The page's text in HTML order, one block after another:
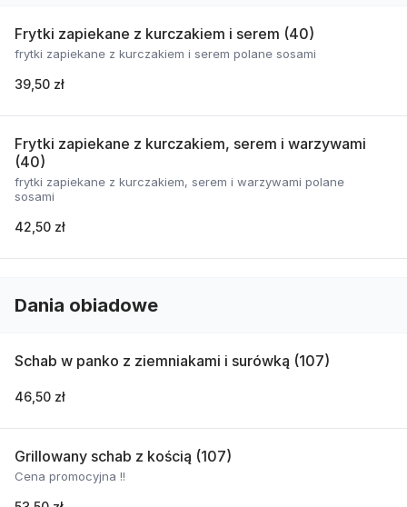
Frytki zapiekane z kurczakiem i serem (40)
frytki zapiekane z kurczakiem i serem polane sosami
39,50 zł
Frytki zapiekane z kurczakiem, serem i warzywami
(40)
frytki zapiekane z kurczakiem, serem i warzywami polane
sosami
42,50 zł
Dania obiadowe
Schab w panko z ziemniakami i surówką (107)
46,50 zł
Grillowany schab z kością (107)
Cena promocyjna !!